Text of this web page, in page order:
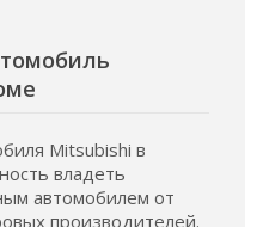
Mitsubishi в
владеть
автомобилем от
производителей.